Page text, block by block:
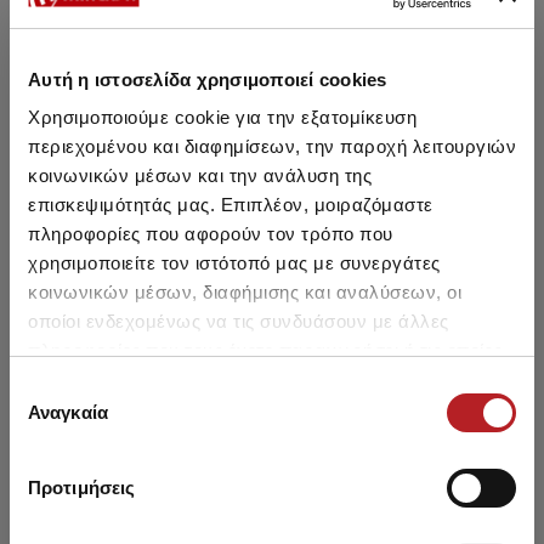
Αυτή η ιστοσελίδα χρησιμοποιεί cookies
Χρησιμοποιούμε cookie για την εξατομίκευση
περιεχομένου και διαφημίσεων, την παροχή λειτουργιών
κοινωνικών μέσων και την ανάλυση της
επισκεψιμότητάς μας. Επιπλέον, μοιραζόμαστε
πληροφορίες που αφορούν τον τρόπο που
χρησιμοποιείτε τον ιστότοπό μας με συνεργάτες
κοινωνικών μέσων, διαφήμισης και αναλύσεων, οι
οποίοι ενδεχομένως να τις συνδυάσουν με άλλες
των υπηρεσιών τους.
συγκατάθεσης
Αναγκαία
Προτιμήσεις
Μπορεί να σου αρέσει επίσης
SALE
Τριγωνικό Γυναικείο
Light Γυναικείο Σουτιέν με